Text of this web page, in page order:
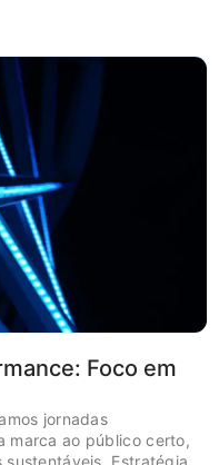
Foco em
jornadas
marca ao público certo,
Estratégia